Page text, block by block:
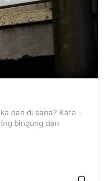
dan di sana? Kata -
bingung dan